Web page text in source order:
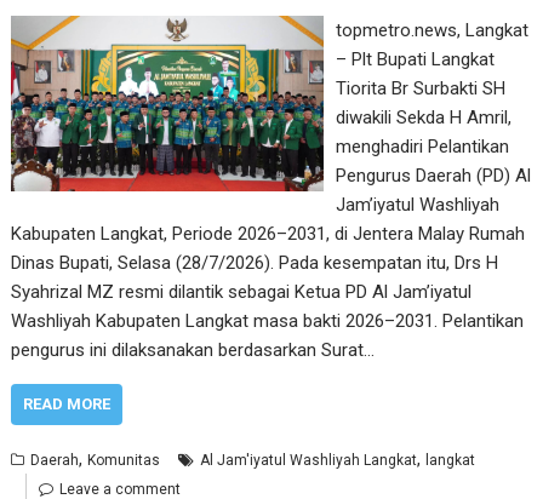
topmetro.news, Langkat
– Plt Bupati Langkat
Tiorita Br Surbakti SH
diwakili Sekda H Amril,
menghadiri Pelantikan
Pengurus Daerah (PD) Al
Jam’iyatul Washliyah
Kabupaten Langkat, Periode 2026–2031, di Jentera Malay Rumah
Dinas Bupati, Selasa (28/7/2026). Pada kesempatan itu, Drs H
Syahrizal MZ resmi dilantik sebagai Ketua PD Al Jam’iyatul
Washliyah Kabupaten Langkat masa bakti 2026–2031. Pelantikan
pengurus ini dilaksanakan berdasarkan Surat…
READ MORE
Daerah,Komunitas Al Jam'iyatul Washliyah Langkat, langkat
Leave a comment